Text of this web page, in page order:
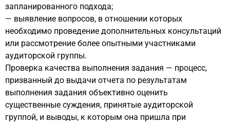
запланированного подхода;
— выявление вопросов, в отношении которых
необходимо проведение дополнительных консультаций
или рассмотрение более опытными участниками
аудиторской группы.
Проверка качества выполнения задания — процесс,
призванный до выдачи отчета по результатам
выполнения задания объективно оценить
существенные суждения, принятые аудиторской
группой, и выводы, к которым она пришла при